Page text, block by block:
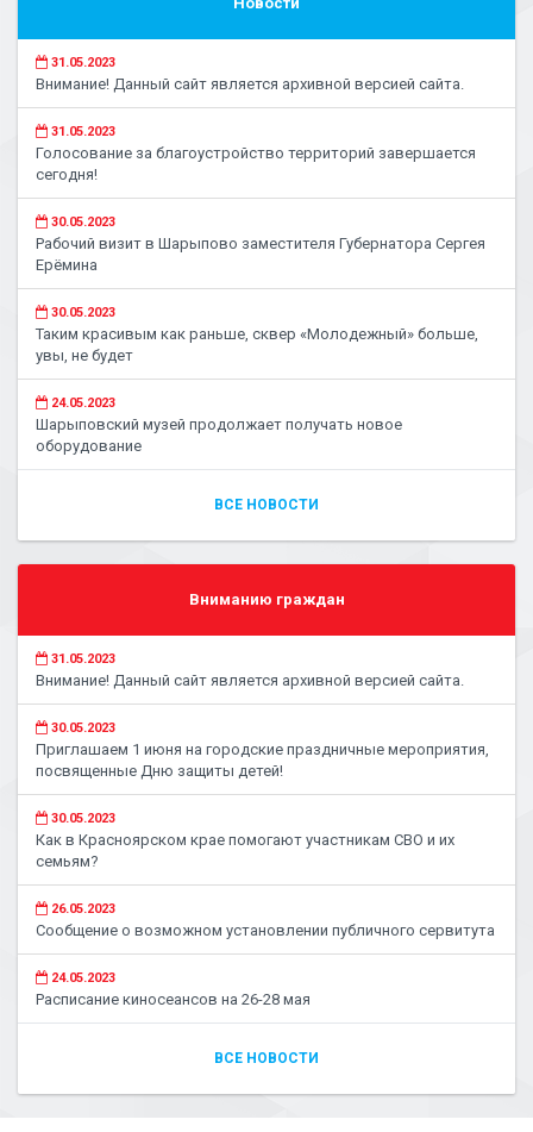
31.05.2023
Внимание! Данный сайт является архивной версией сайта.
31.05.2023
Голосование за благоустройство территорий завершается
сегодня!
30.05.2023
Рабочий визит в Шарыпово заместителя Губернатора Сергея
Ерёмина
30.05.2023
Таким красивым как раньше, сквер «Молодежный» больше,
увы, не будет
24.05.2023
Шарыповский музей продолжает получать новое
оборудование
ВСЕ НОВОСТИ
Вниманию граждан
31.05.2023
Внимание! Данный сайт является архивной версией сайта.
30.05.2023
Приглашаем 1 июня на городские праздничные мероприятия,
посвященные Дню защиты детей!
30.05.2023
Как в Красноярском крае помогают участникам СВО и их
семьям?
26.05.2023
Сообщение о возможном установлении публичного сервитута
24.05.2023
Расписание киносеансов на 26-28 мая
ВСЕ НОВОСТИ